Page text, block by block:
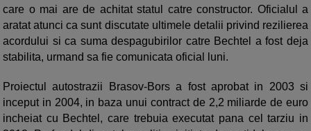
care o mai are de achitat statul catre constructor. Oficialul a
aratat atunci ca sunt discutate ultimele detalii privind rezilierea
acordului si ca suma despagubirilor catre Bechtel a fost deja
stabilita, urmand sa fie comunicata oficial luni.
Proiectul autostrazii Brasov-Bors a fost aprobat in 2003 si
inceput in 2004, in baza unui contract de 2,2 miliarde de euro
incheiat cu Bechtel, care trebuia executat pana cel tarziu in